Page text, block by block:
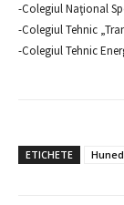
-Colegiul Naţional
-Colegiul Tehnic
-Colegiul Tehnic
ETICHETE